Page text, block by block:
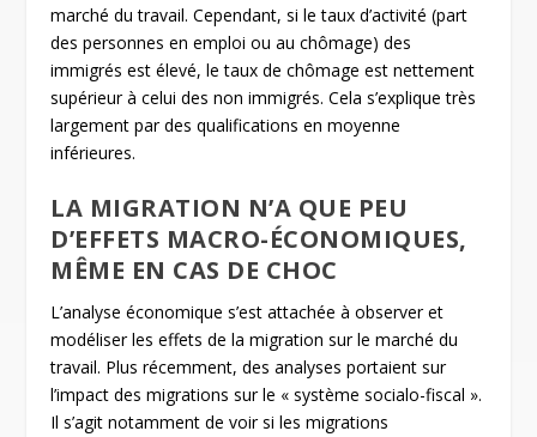
marché du travail. Cependant, si le taux d’activité (part
des personnes en emploi ou au chômage) des
immigrés est élevé, le taux de chômage est nettement
supérieur à celui des non immigrés. Cela s’explique très
largement par des qualifications en moyenne
inférieures.
LA MIGRATION N’A QUE PEU
D’EFFETS MACRO-ÉCONOMIQUES,
MÊME EN CAS DE CHOC
L’analyse économique s’est attachée à observer et
modéliser les effets de la migration sur le marché du
travail. Plus récemment, des analyses portaient sur
l’impact des migrations sur le « système socialo-fiscal ».
Il s’agit notamment de voir si les migrations